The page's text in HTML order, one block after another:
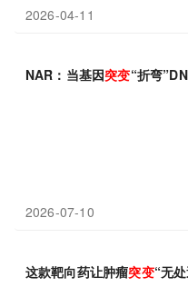
2026-04-11
NAR：当基因突变“折弯
2026-07-10
这款靶向药让肿瘤突变“无